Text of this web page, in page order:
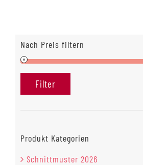
Nach Preis filtern
Filter
Produkt Kategorien
Schnittmuster 2026